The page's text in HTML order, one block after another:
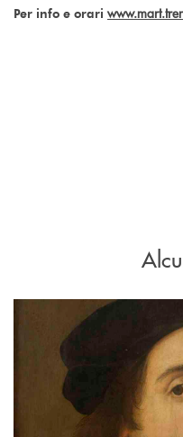
Per info e orari